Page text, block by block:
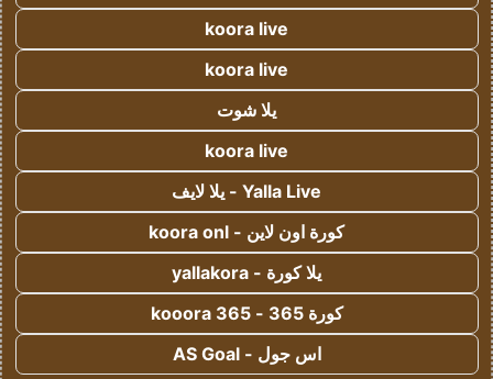
koora live
koora live
يلا شوت
koora live
Yalla Live - يلا لايف
كورة اون لاين - koora onl
يلا كورة - yallakora
كورة 365 - kooora 365
اس جول - AS Goal